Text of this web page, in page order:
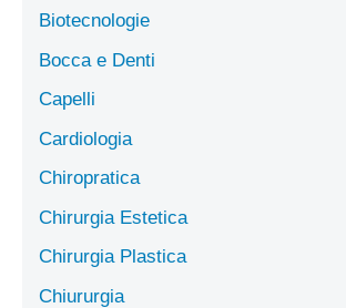
Biotecnologie
Bocca e Denti
Capelli
Cardiologia
Chiropratica
Chirurgia Estetica
Chirurgia Plastica
Chiururgia